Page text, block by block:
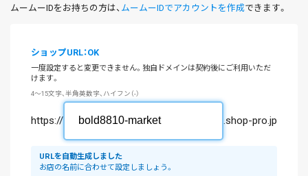
ムームーIDをお持ちの方は、 ムームーIDでアカウントを作成できます。
ショップURL：OK
一度設定すると変更できません。独自ドメインは契約後にご利用いただ
けます。
4～15文字、半角英数字、ハイフン（-）
https:// .shop-pro.jp
URLを自動生成しました
お店の名前に合わせて設定しましょう。